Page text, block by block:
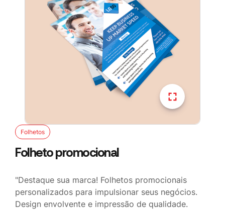
Folhetos
Folheto promocional
"Destaque sua marca! Folhetos promocionais
personalizados para impulsionar seus negócios.
Design envolvente e impressão de qualidade.